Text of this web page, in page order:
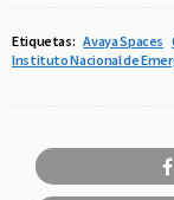
Etiquetas: Avaya Spaces
Instituto Nacional de